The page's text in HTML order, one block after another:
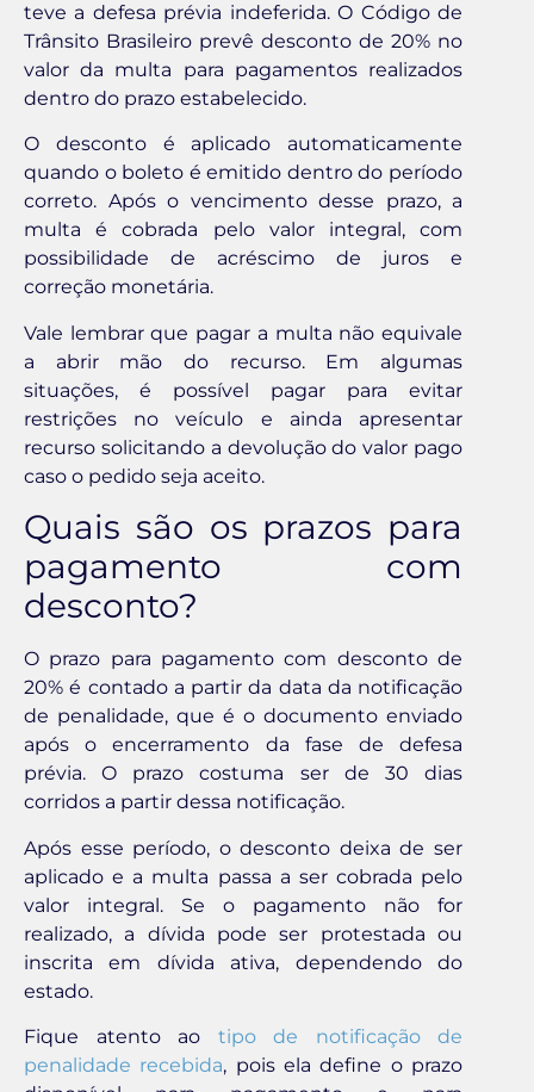
teve a defesa prévia indeferida. O Código de
Trânsito Brasileiro prevê desconto de 20% no
valor da multa para pagamentos realizados
dentro do prazo estabelecido.
O desconto é aplicado automaticamente
quando o boleto é emitido dentro do período
correto. Após o vencimento desse prazo, a
multa é cobrada pelo valor integral, com
possibilidade de acréscimo de juros e
correção monetária.
Vale lembrar que pagar a multa não equivale
a abrir mão do recurso. Em algumas
situações, é possível pagar para evitar
restrições no veículo e ainda apresentar
recurso solicitando a devolução do valor pago
caso o pedido seja aceito.
Quais são os prazos para
pagamento com
desconto?
O prazo para pagamento com desconto de
20% é contado a partir da data da notificação
de penalidade, que é o documento enviado
após o encerramento da fase de defesa
prévia. O prazo costuma ser de 30 dias
corridos a partir dessa notificação.
Após esse período, o desconto deixa de ser
aplicado e a multa passa a ser cobrada pelo
valor integral. Se o pagamento não for
realizado, a dívida pode ser protestada ou
inscrita em dívida ativa, dependendo do
estado.
Fique atento ao tipo de notificação de
penalidade recebida, pois ela define o prazo